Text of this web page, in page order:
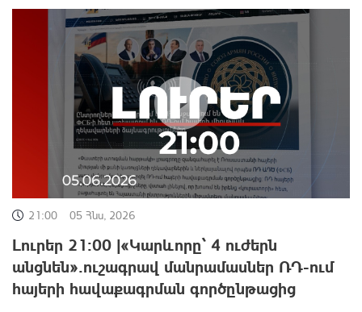
21:00 05 Հնս, 2026
Լուրեր 21:00 |«Կարևորը՝ 4 ուժերն
անցնեն»․ուշագրավ մանրամասներ ՌԴ-ում
հայերի հավաքագրման գործընթացից